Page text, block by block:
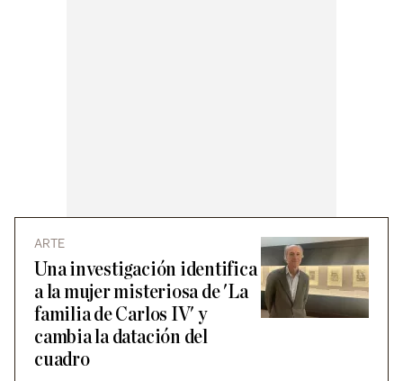
ARTE
Una investigación identifica
a la mujer misteriosa de 'La
familia de Carlos IV' y
cambia la datación del
cuadro